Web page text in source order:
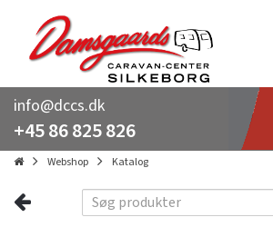
info@dccs.dk
+45 86 825 826
Webshop Katalog